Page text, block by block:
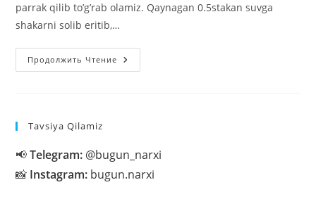
parrak qilib to’g’rab olamiz. Qaynagan 0.5stakan suvga
shakarni solib eritib,…
Продолжить Чтение Mevali
Tort
Tavsiya Qilamiz
📢Telegram: @bugun_narxi
📸 Instagram: bugun.narxi